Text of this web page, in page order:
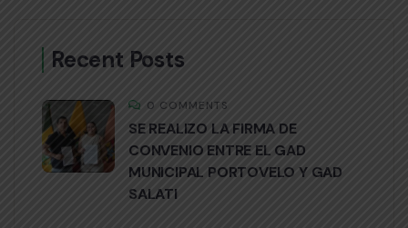
Recent Posts
0 COMMENTS
SE REALIZO LA FIRMA DE
CONVENIO ENTRE EL GAD
MUNICIPAL PORTOVELO Y GAD
SALATI